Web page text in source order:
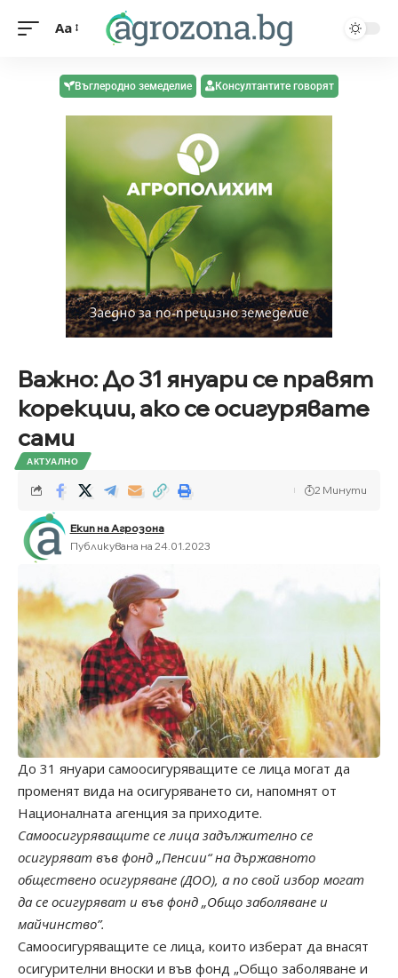
Aa
Въглеродно земеделие Консултантите говорят
Важно: До 31 януари се правят
корекции, ако се осигурявате
сами
АКТУАЛНО
Екип на Агрозона
Публикувана на 24.01.2023
2 Минути
До 31 януари самоосигуряващите се лица могат да
променят вида на осигуряването си, напомнят от
Националната агенция за приходите.
Самоосигуряващите се лица задължително се
осигуряват във фонд „Пенсии“ на държавното
обществено осигуряване (ДОО), а по свой избор могат
да се осигуряват и във фонд „Общо заболяване и
майчинство”.
Самоосигуряващите се лица, които изберат да внасят
осигурителни вноски и във фонд „Общо заболяване и